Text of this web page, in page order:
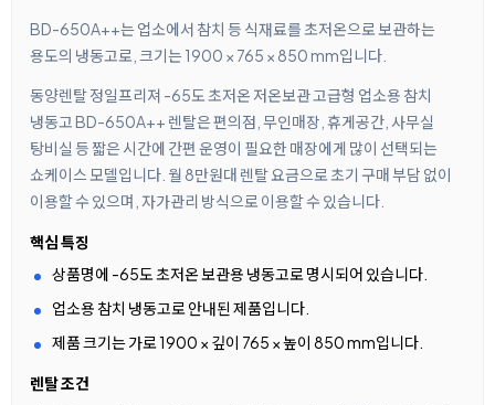
BD-650A++는 업소에서 참치 등 식재료를 초저온으로 보관하는
용도의 냉동고로, 크기는 1900 × 765 × 850 mm입니다.
동양렌탈 정일프리져 -65도 초저온 저온보관 고급형 업소용 참치
냉동고 BD-650A++ 렌탈은 편의점, 무인매장, 휴게공간, 사무실
탕비실 등 짧은 시간에 간편 운영이 필요한 매장에게 많이 선택되는
쇼케이스 모델입니다. 월 8만원대 렌탈 요금으로 초기 구매 부담 없이
이용할 수 있으며, 자가관리 방식으로 이용할 수 있습니다.
핵심 특징
상품명에 -65도 초저온 보관용 냉동고로 명시되어 있습니다.
업소용 참치 냉동고로 안내된 제품입니다.
제품 크기는 가로 1900 × 깊이 765 × 높이 850 mm입니다.
렌탈 조건